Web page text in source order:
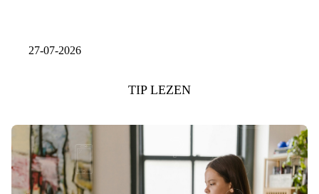
27-07-2026
TIP LEZEN